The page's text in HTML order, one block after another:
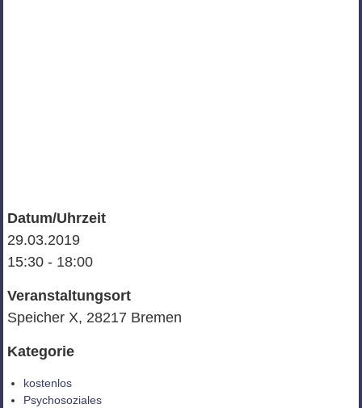
Datum/Uhrzeit
29.03.2019
15:30 - 18:00
Veranstaltungsort
Speicher X, 28217 Bremen
Kategorie
kostenlos
Psychosoziales